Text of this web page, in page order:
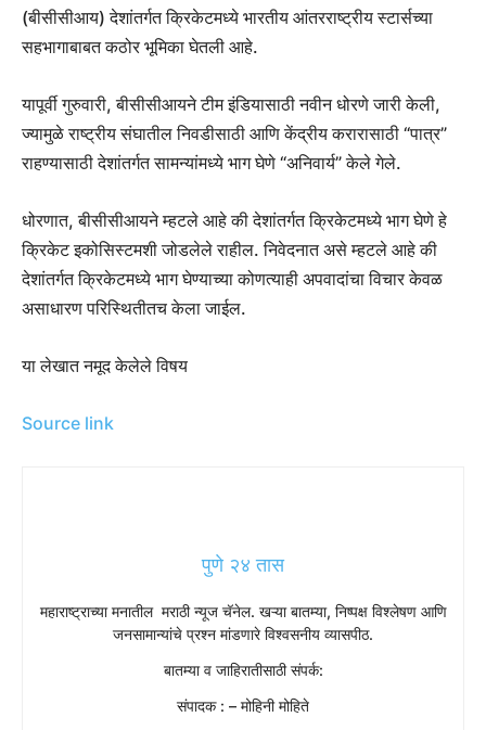
(बीसीसीआय) देशांतर्गत क्रिकेटमध्ये भारतीय आंतरराष्ट्रीय स्टार्सच्या
सहभागाबाबत कठोर भूमिका घेतली आहे.
यापूर्वी गुरुवारी, बीसीसीआयने टीम इंडियासाठी नवीन धोरणे जारी केली,
ज्यामुळे राष्ट्रीय संघातील निवडीसाठी आणि केंद्रीय करारासाठी “पात्र”
राहण्यासाठी देशांतर्गत सामन्यांमध्ये भाग घेणे “अनिवार्य” केले गेले.
धोरणात, बीसीसीआयने म्हटले आहे की देशांतर्गत क्रिकेटमध्ये भाग घेणे हे
क्रिकेट इकोसिस्टमशी जोडलेले राहील. निवेदनात असे म्हटले आहे की
देशांतर्गत क्रिकेटमध्ये भाग घेण्याच्या कोणत्याही अपवादांचा विचार केवळ
असाधारण परिस्थितीतच केला जाईल.
या लेखात नमूद केलेले विषय
Source link
पुणे २४ तास
महाराष्ट्राच्या मनातील मराठी न्यूज चॅनेल. खऱ्या बातम्या, निष्पक्ष विश्लेषण आणि
जनसामान्यांचे प्रश्न मांडणारे विश्वसनीय व्यासपीठ.
बातम्या व जाहिरातीसाठी संपर्क:
संपादक : – मोहिनी मोहिते